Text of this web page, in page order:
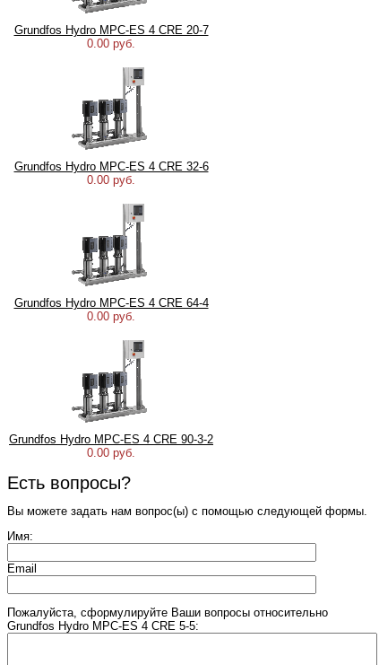
Grundfos Hydro MPC-ES 4 CRE 20-7
0.00 руб.
Grundfos Hydro MPC-ES 4 CRE 32-6
0.00 руб.
Grundfos Hydro MPC-ES 4 CRE 64-4
0.00 руб.
Grundfos Hydro MPC-ES 4 CRE 90-3-2
0.00 руб.
Есть вопросы?
Вы можете задать нам вопрос(ы) с помощью следующей формы.
Имя:
Email
Пожалуйста, сформулируйте Ваши вопросы относительно
Grundfos Hydro MPC-ES 4 CRE 5-5: